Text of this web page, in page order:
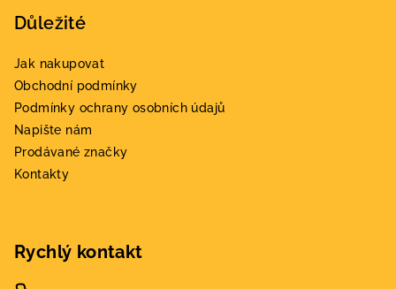
Důležité
Jak nakupovat
Obchodní podmínky
Podmínky ochrany osobních údajů
Napište nám
Prodávané značky
Kontakty
Rychlý kontakt